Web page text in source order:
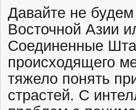
Давайте не
Восточной Азии
Соединенные
происходящего
тяжело понять
страстей. С